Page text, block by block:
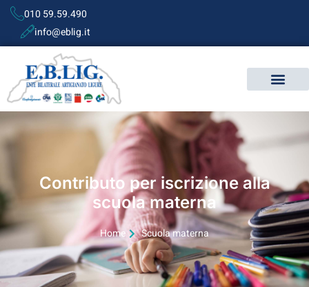
010 59.59.490
info@eblig.it
Contributo per iscrizione alla
scuola materna
Home Scuola materna